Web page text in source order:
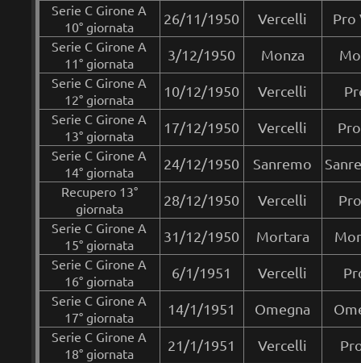
Serie C Girone A
10° giornata
26/11/1950 Vercelli Pro
Serie C Girone A
11° giornata
3/12/1950 Monza
Serie C Girone A
12° giornata
10/12/1950 Vercelli
Serie C Girone A
13° giornata
17/12/1950 Vercelli
Serie C Girone A
14° giornata
24/12/1950 Sanremo
Recupero 13°
giornata
28/12/1950 Vercelli
Serie C Girone A
15° giornata
31/12/1950 Mortara
Serie C Girone A
16° giornata
6/1/1951 Vercelli
Serie C Girone A
17° giornata
14/1/1951 Omegna
Serie C Girone A
18° giornata
21/1/1951 Vercelli